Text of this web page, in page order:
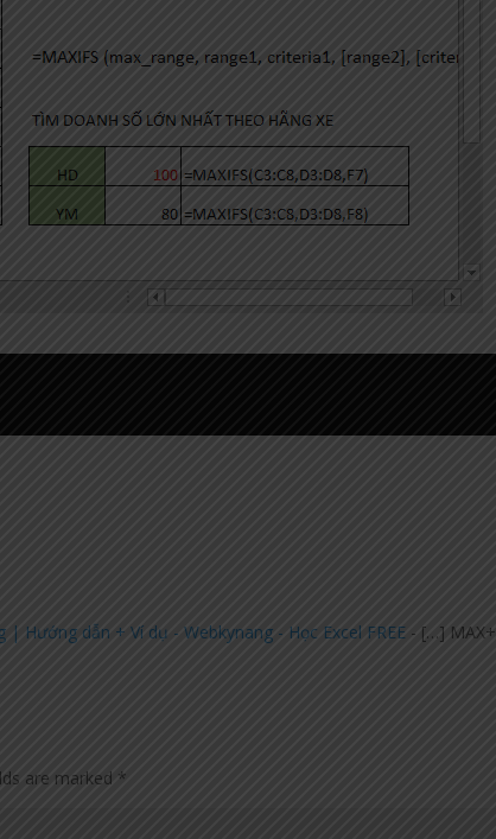
dẫn + Ví dụ - Webkynang - Học Excel FREE - […]
are marked *